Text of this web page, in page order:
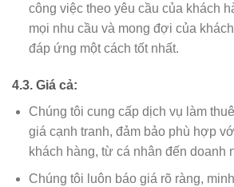
công việc theo yêu cầu của khách
mọi nhu cầu và mong đợi của
đáp ứng một cách tốt nhất.
4.3. Giá cả:
Chúng tôi cung cấp dịch vụ làm
giá cạnh tranh, đảm bảo phù hợp
khách hàng, từ cá nhân đến doanh
Chúng tôi luôn báo giá rõ ràng,